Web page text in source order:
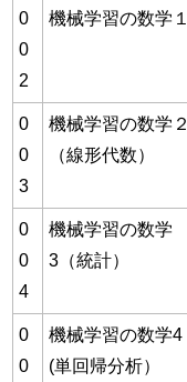
0
0
2
機械学習の数学１
0
0
3
機械学習の数学２
（線形代数）
0
0
4
機械学習の数学
3（統計）
0
0
機械学習の数学4
(単回帰分析）